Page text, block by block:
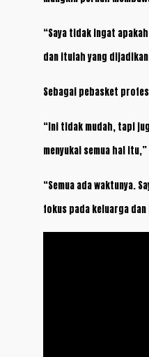
“Saya tidak ingat
dan itulah yang dijadikan
Sebagai pebasket
“Ini tidak mudah, tapi
menyukai semua hal
“Semua ada waktunya.
fokus pada keluarga